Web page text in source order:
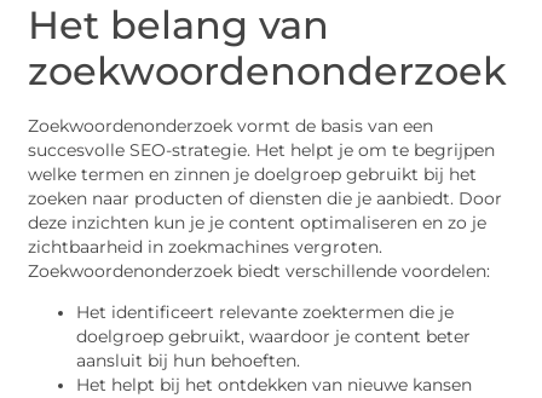
Het belang van
zoekwoordenonderzoek
Zoekwoordenonderzoek vormt de basis van een
succesvolle SEO-strategie. Het helpt je om te begrijpen
welke termen en zinnen je doelgroep gebruikt bij het
zoeken naar producten of diensten die je aanbiedt. Door
deze inzichten kun je je content optimaliseren en zo je
zichtbaarheid in zoekmachines vergroten.
Zoekwoordenonderzoek biedt verschillende voordelen:
Het identificeert relevante zoektermen die je
doelgroep gebruikt, waardoor je content beter
aansluit bij hun behoeften.
Het helpt bij het ontdekken van nieuwe kansen